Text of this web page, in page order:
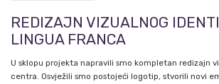
REDIZAJN VIZUALNOG
LINGUA FRANCA
U sklopu projekta napravili smo kompletan redizajn
centra. Osvježili smo postojeći logotip, stvorili novi